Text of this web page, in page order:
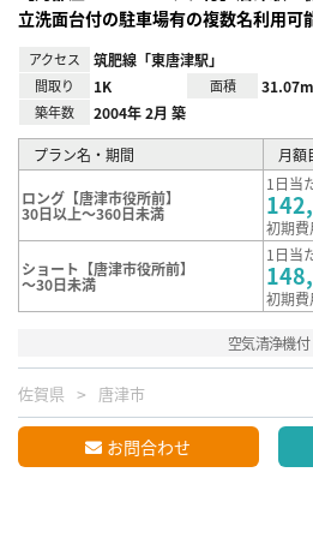
立洗面台付の駐車場有の複数名利用可
アクセス 筑肥線「東唐津駅」
間取り 1K 面積
築年数 2004年 2月 築
プラン名・期間 月額
ロング【唐津市役所前】
30日以上～360日未満
1日当
初期
ショート【唐津市役所前】
～30日未満
1日当
初期
空気清浄機付
佐賀県 唐津市
お問合わせ